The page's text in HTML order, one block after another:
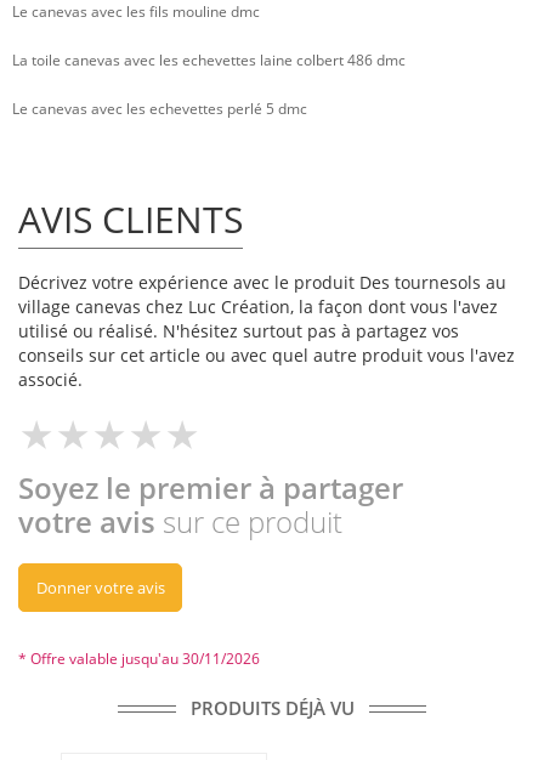
Le canevas avec les fils mouline dmc
La toile canevas avec les echevettes laine colbert 486 dmc
Le canevas avec les echevettes perlé 5 dmc
AVIS CLIENTS
Décrivez votre expérience avec le produit Des tournesols au
village canevas chez Luc Création, la façon dont vous l'avez
utilisé ou réalisé. N'hésitez surtout pas à partagez vos
conseils sur cet article ou avec quel autre produit vous l'avez
associé.
Soyez le premier à partager
votre avis sur ce produit
Donner votre avis
* Offre valable jusqu'au 30/11/2026
PRODUITS DÉJÀ VU